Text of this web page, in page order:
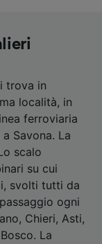
trova in
località, in
ferroviaria
Savona. La
scalo
su cui
svolti tutti da
ogni
Chieri, Asti,
La